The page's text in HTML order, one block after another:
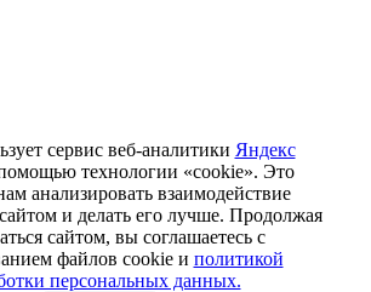
сервис веб-аналитики Яндекс
технологии «cookie». Это
анализировать взаимодействие
и делать его лучше. Продолжая
сайтом, вы соглашаетесь с
файлов cookie и политикой
персональных данных.